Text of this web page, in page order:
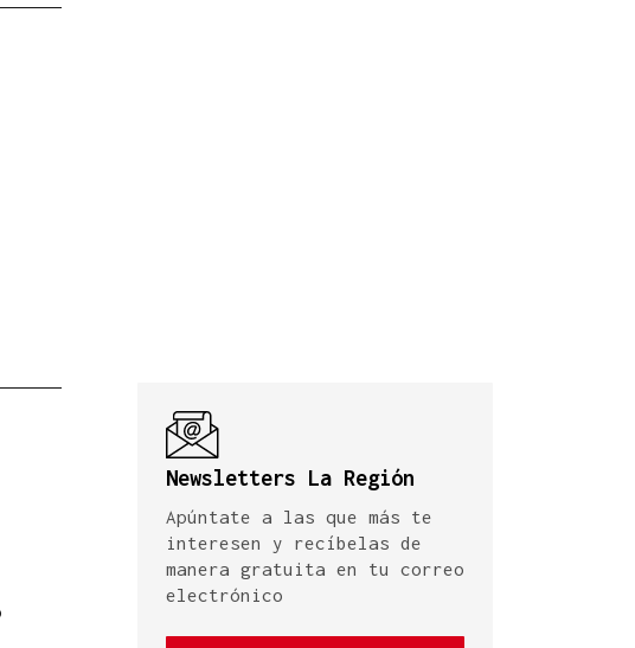
Newsletters La Región
Apúntate a las que más te
interesen y recíbelas de
manera gratuita en tu correo
electrónico